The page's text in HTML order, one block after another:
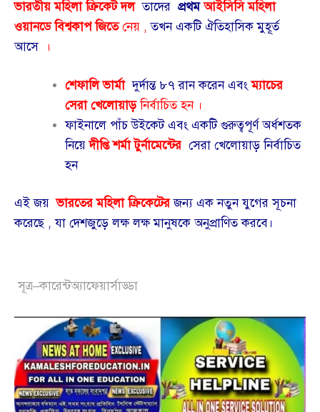
ভারতীয় মহিলা ক্রিকেট দলতাদের প্রথমআইসিসি মহিলা
ওয়ানডে বিশ্বকাপজিতেনেয় , তখন একটি ঐতিহাসিক মুহূর্ত
আসে
।
শেফালি ভার্মাদুর্দান্ত ৮৭ রান করেন এবংম্যাচের
সেরা খেলোয়াড়নির্বাচিত হন ।
ফাইনালে পাঁচ উইকেট এবং একটি গুরুত্বপূর্ণ অর্ধশতক
নিয়েদীপ্তি শর্মাটুর্নামেন্টেরসেরা খেলোয়াড় নির্বাচিত
হন
এই জয়ভারতের মহিলা ক্রিকেটেরজন্য এক নতুন যুগের সূচনা
করেছে , যা দেশজুড়ে লক্ষ লক্ষ মানুষকে অনুপ্রাণিত করবে।
সূত্র–কারেন্টঅ্যাফেয়ার্সাড্ডা